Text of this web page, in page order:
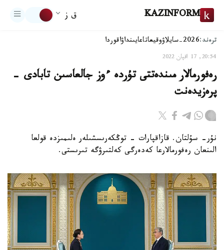
KAZINFORM ق ز
ترەند:2026-سايلاۋ وقيعاتاعايىنداۋاقوردا
20:54, 17 اقپان 2022
رەفورمالار مىندەتتى تۇردە ءوز جالعاسىن تابادى -
پرەزيدەنت
نۇر- سۇلتان. قازاقپارات - توڭكەرىسشىلەر ەلىمىزدە قولعا
الىنعان رەفورمالارعا كەدەرگى كەلتىرۋگە تىرىستى.